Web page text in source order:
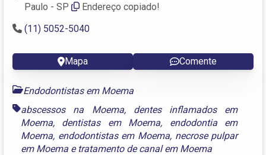
Paulo - SP
Endereço copiado!
(11) 5052-5040
Mapa Comente
Endodontistas em Moema
abscessos na Moema, dentes inflamados em
Moema, dentistas em Moema, endodontia em
Moema, endodontistas em Moema, necrose pulpar
em Moema e tratamento de canal em Moema